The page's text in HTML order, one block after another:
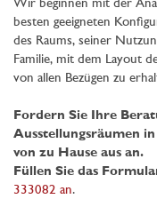
Wir beginnen mit der
besten geeigneten
des Raums, seiner
Familie, mit dem Layout
von allen Bezügen zu
Fordern Sie Ihre
Ausstellungsräumen
von zu Hause aus an.
Füllen Sie das
333082 an.